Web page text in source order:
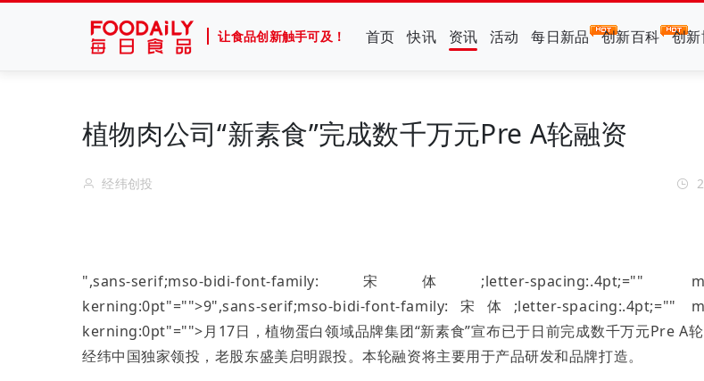
让食品创新触手可及！ 首页 快讯 资讯 活动 每日新品 创新百科 创
植物肉公司“新素食”完成数千万元Pre A轮融资
经纬创投
",sans-serif;mso-bidi-font-family:宋体;letter-spacing:.4pt;=""
kerning:0pt"="">9",sans-serif;mso-bidi-font-family:宋体;letter-spacing:.4pt;=""
kerning:0pt"="">月 17日，植物蛋白领域品牌集团“新素食”宣布已于日前完成数千万元Pre A
经纬中国独家领投，老股东盛美启明跟投。本轮融资将主要用于产品研发和品牌打造。